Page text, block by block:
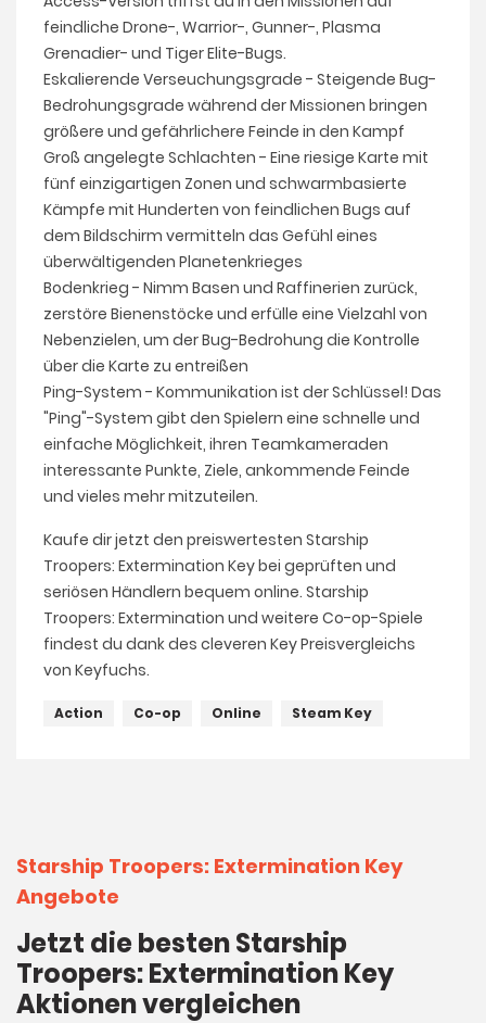
feindliche Drone-, Warrior-, Gunner-, Plasma
Grenadier- und Tiger Elite-Bugs.
Eskalierende Verseuchungsgrade - Steigende Bug-
Bedrohungsgrade während der Missionen bringen
größere und gefährlichere Feinde in den Kampf
Groß angelegte Schlachten - Eine riesige Karte mit
fünf einzigartigen Zonen und schwarmbasierte
Kämpfe mit Hunderten von feindlichen Bugs auf
dem Bildschirm vermitteln das Gefühl eines
überwältigenden Planetenkrieges
Bodenkrieg - Nimm Basen und Raffinerien zurück,
zerstöre Bienenstöcke und erfülle eine Vielzahl von
Nebenzielen, um der Bug-Bedrohung die Kontrolle
über die Karte zu entreißen
Ping-System - Kommunikation ist der Schlüssel! Das
"Ping"-System gibt den Spielern eine schnelle und
einfache Möglichkeit, ihren Teamkameraden
interessante Punkte, Ziele, ankommende Feinde
und vieles mehr mitzuteilen.
Kaufe dir jetzt den preiswertesten Starship
Troopers: Extermination Key bei geprüften und
seriösen Händlern bequem online. Starship
Troopers: Extermination und weitere Co-op-Spiele
findest du dank des cleveren Key Preisvergleichs
von Keyfuchs.
Action Co-op Online Steam Key
Starship Troopers: Extermination Key
Angebote
Jetzt die besten Starship
Troopers: Extermination Key
Aktionen vergleichen